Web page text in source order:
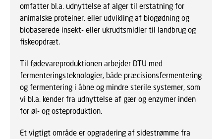
omfatter bl.a. udnyttelse af alger til erstatning for
animalske proteiner, eller udvikling af biogødning og
biobaserede insekt- eller ukrudtsmidler til landbrug og
fiskeopdræt.
Til fødevareproduktionen arbejder DTU med
fermenteringsteknologier, både præcisionsfermentering
og fermentering i åbne og mindre sterile systemer, som
vi bl.a. kender fra udnyttelse af gær og enzymer inden
for øl- og osteproduktion.
Et vigtigt område er opgradering af sidestrømme fra